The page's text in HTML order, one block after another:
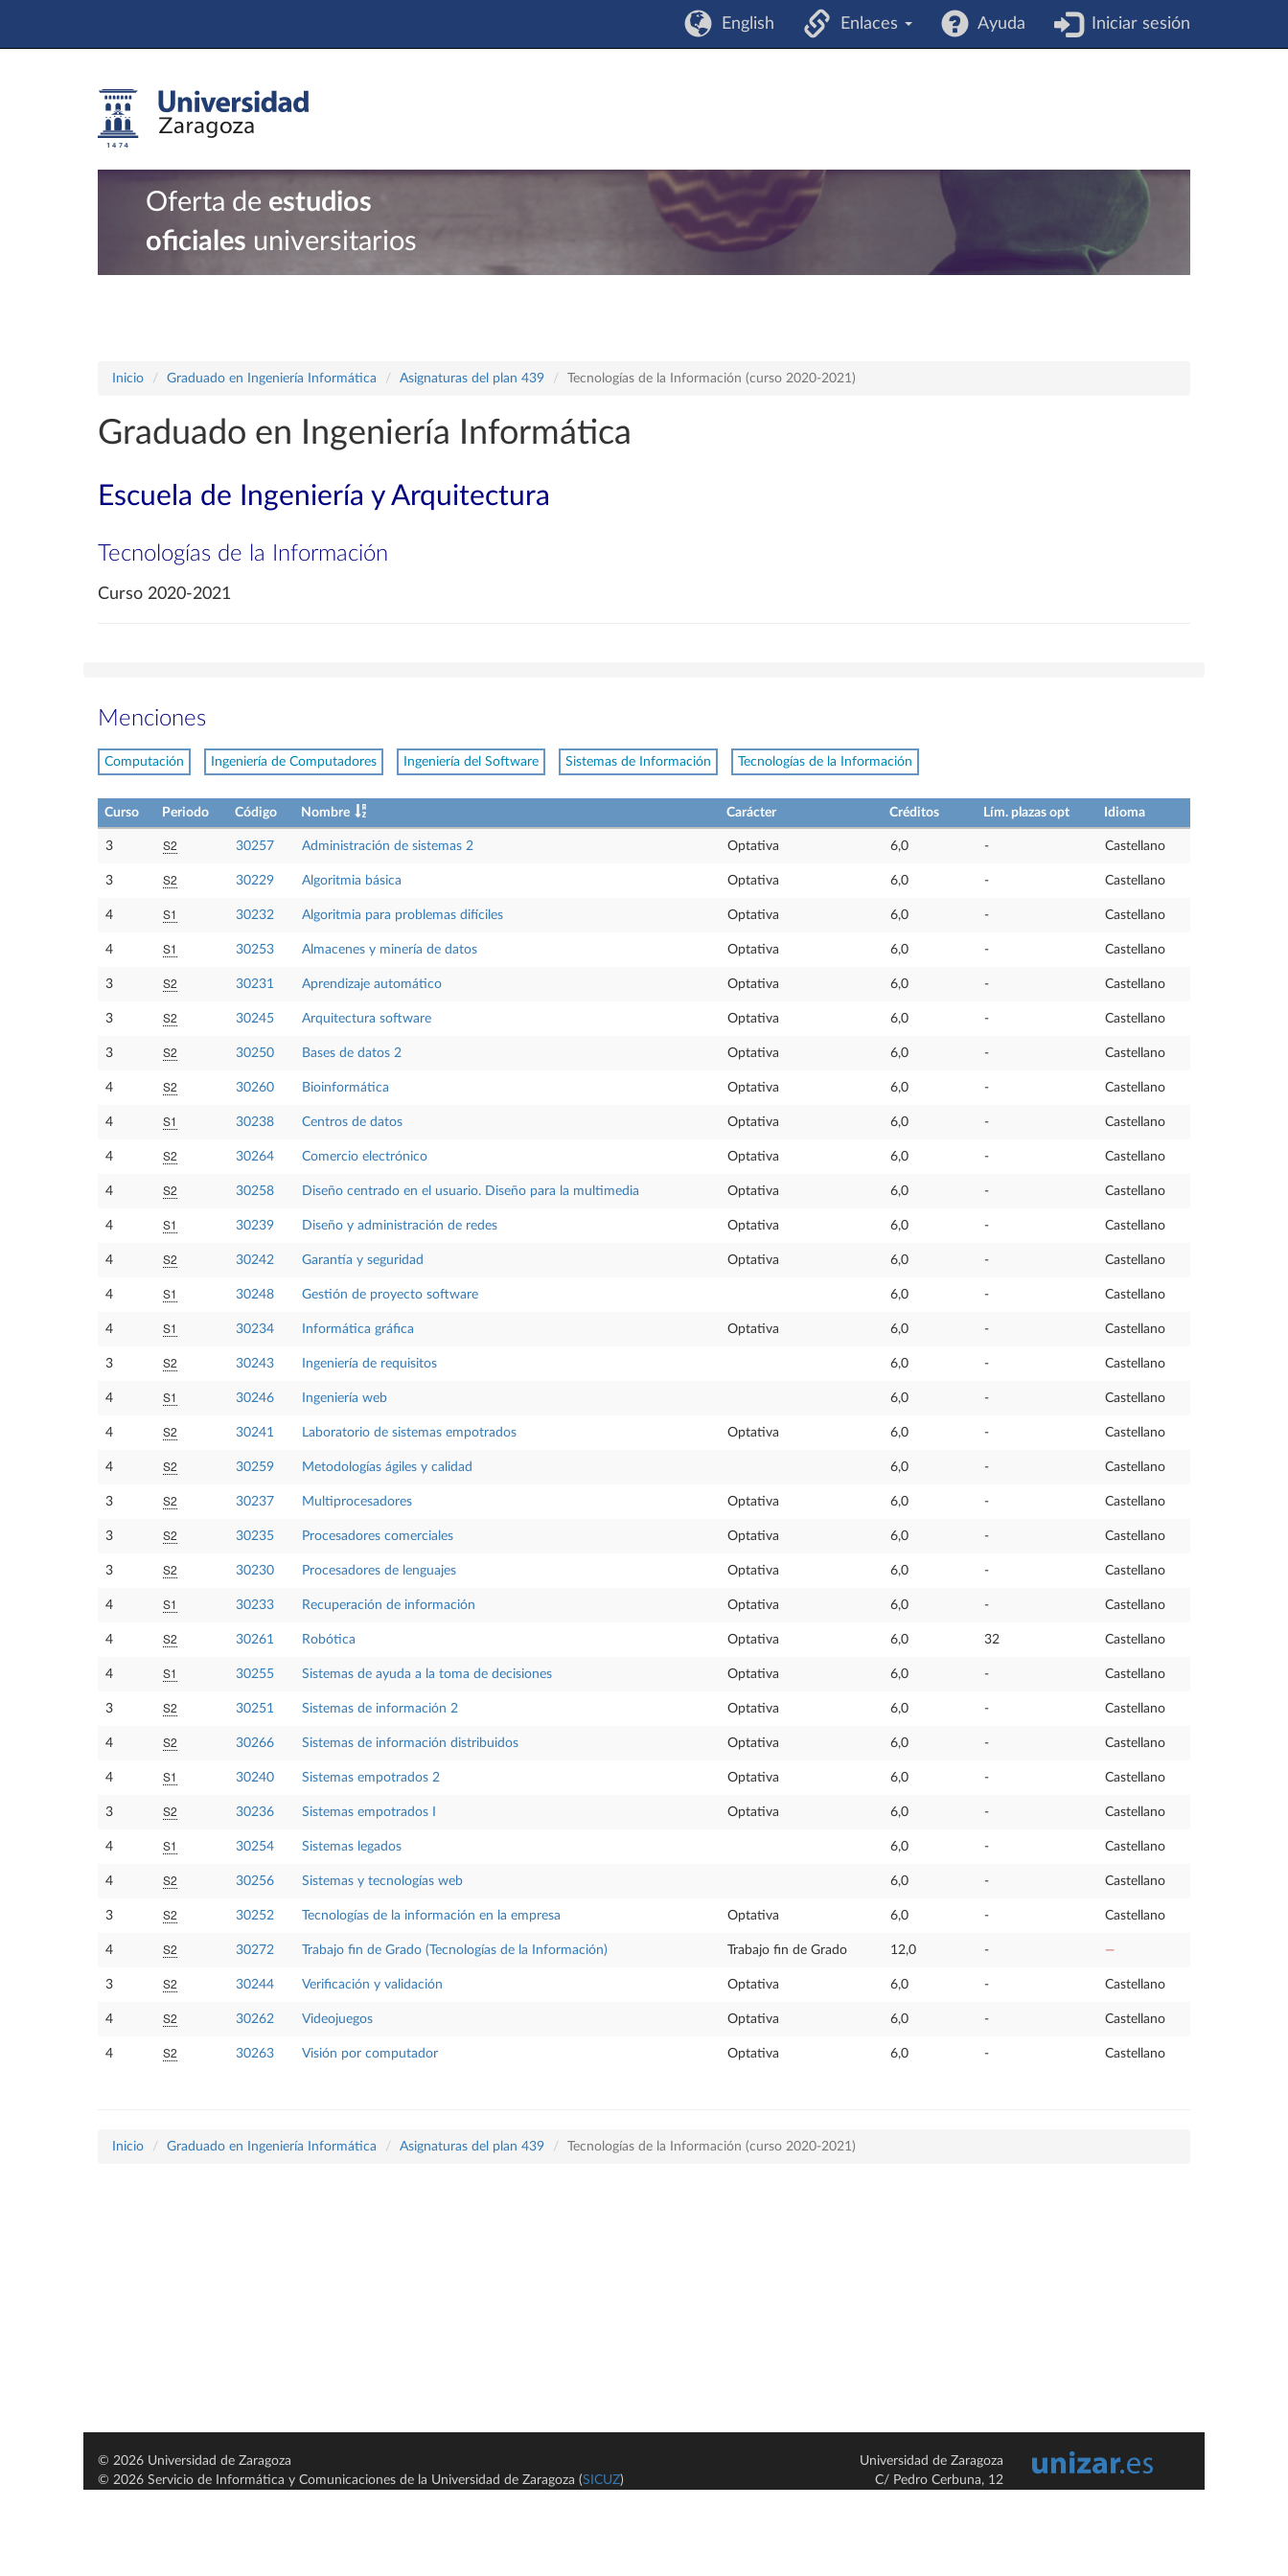
English Enlaces Ayuda Iniciar sesión
Oferta de estudios
oficiales universitarios
Inicio Graduado en Ingeniería Informática Asignaturas del plan 439 Tecnologías de la Información (curso 2020-2021)
Graduado en Ingeniería Informática
Escuela de Ingeniería y Arquitectura
Tecnologías de la Información
Curso 2020-2021
Menciones
Computación Ingeniería de Computadores Ingeniería del Software Sistemas de Información Tecnologías de la Información
Curso Periodo Código Nombre Carácter Créditos Lím. plazas opt Idioma
3 S2 30257 Administración de sistemas 2 Optativa 6,0 - Castellano
3 S2 30229 Algoritmia básica Optativa 6,0 - Castellano
4 S1 30232 Algoritmia para problemas difíciles Optativa 6,0 - Castellano
4 S1 30253 Almacenes y minería de datos Optativa 6,0 - Castellano
3 S2 30231 Aprendizaje automático Optativa 6,0 - Castellano
3 S2 30245 Arquitectura software Optativa 6,0 - Castellano
3 S2 30250 Bases de datos 2 Optativa 6,0 - Castellano
4 S2 30260 Bioinformática Optativa 6,0 - Castellano
4 S1 30238 Centros de datos Optativa 6,0 - Castellano
4 S2 30264 Comercio electrónico Optativa 6,0 - Castellano
4 S2 30258 Diseño centrado en el usuario. Diseño para la multimedia Optativa 6,0 - Castellano
4 S1 30239 Diseño y administración de redes Optativa 6,0 - Castellano
4 S2 30242 Garantía y seguridad Optativa 6,0 - Castellano
4 S1 30248 Gestión de proyecto software 6,0 - Castellano
4 S1 30234 Informática gráfica Optativa 6,0 - Castellano
3 S2 30243 Ingeniería de requisitos 6,0 - Castellano
4 S1 30246 Ingeniería web 6,0 - Castellano
4 S2 30241 Laboratorio de sistemas empotrados Optativa 6,0 - Castellano
4 S2 30259 Metodologías ágiles y calidad 6,0 - Castellano
3 S2 30237 Multiprocesadores Optativa 6,0 - Castellano
3 S2 30235 Procesadores comerciales Optativa 6,0 - Castellano
3 S2 30230 Procesadores de lenguajes Optativa 6,0 - Castellano
4 S1 30233 Recuperación de información Optativa 6,0 - Castellano
4 S2 30261 Robótica Optativa 6,0 32 Castellano
4 S1 30255 Sistemas de ayuda a la toma de decisiones Optativa 6,0 - Castellano
3 S2 30251 Sistemas de información 2 Optativa 6,0 - Castellano
4 S2 30266 Sistemas de información distribuidos Optativa 6,0 - Castellano
4 S1 30240 Sistemas empotrados 2 Optativa 6,0 - Castellano
3 S2 30236 Sistemas empotrados I Optativa 6,0 - Castellano
4 S1 30254 Sistemas legados 6,0 - Castellano
4 S2 30256 Sistemas y tecnologías web 6,0 - Castellano
3 S2 30252 Tecnologías de la información en la empresa Optativa 6,0 - Castellano
4 S2 30272 Trabajo fin de Grado (Tecnologías de la Información) Trabajo fin de Grado 12,0 - —
3 S2 30244 Verificación y validación Optativa 6,0 - Castellano
4 S2 30262 Videojuegos Optativa 6,0 - Castellano
4 S2 30263 Visión por computador Optativa 6,0 - Castellano
Inicio Graduado en Ingeniería Informática Asignaturas del plan 439 Tecnologías de la Información (curso 2020-2021)
© 2026 Universidad de Zaragoza
© 2026 Servicio de Informática y Comunicaciones de la Universidad de Zaragoza (SICUZ)
Universidad de Zaragoza
C/ Pedro Cerbuna, 12